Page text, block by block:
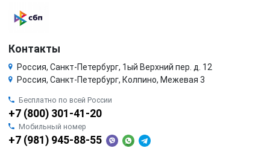
Контакты
Россия, Санкт-Петербург, 1ый Верхний пер. д. 12
Россия, Санкт-Петербург, Колпино, Межевая 3
Бесплатно по всей России
+7 (800) 301-41-20
Мобильный номер
+7 (981) 945-88-55